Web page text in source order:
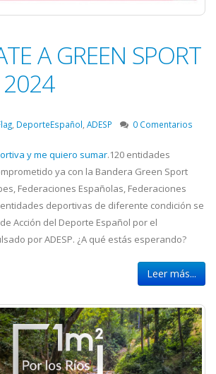
A GREEN SPORT
2024
, DeporteEspañol, ADESP 0 Comentarios
y me quiero sumar.120 entidades
ya con la Bandera Green Sport
Federaciones Españolas, Federaciones
deportivas de diferente condición se
Acción del Deporte Español por el
por ADESP. ¿A qué estás esperando?
Leer más...